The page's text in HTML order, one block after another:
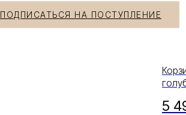
ПОДПИСАТЬСЯ НА ПОСТУПЛЕНИЕ
5